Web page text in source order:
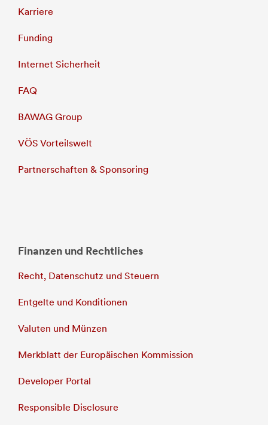
Karriere
Funding
Internet Sicherheit
FAQ
BAWAG Group
VÖS Vorteilswelt
Partnerschaften & Sponsoring
Finanzen und Rechtliches
Recht, Datenschutz und Steuern
Entgelte und Konditionen
Valuten und Münzen
Merkblatt der Europäischen Kommission
Developer Portal
Responsible Disclosure